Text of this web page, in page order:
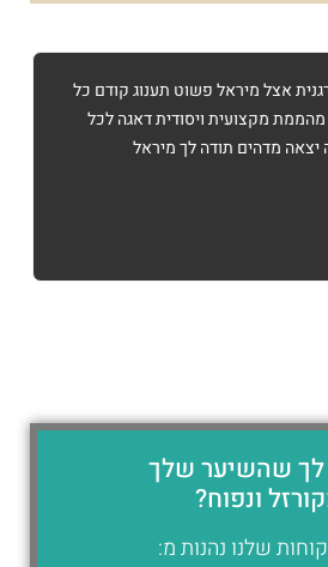
אצל מיראל פשוט תענוג קודם כל
מהממת מקצועית ויסודית דאגה לכל
מדהים תודה לך מיראל
שהשיער שלך
ונפוח?
שלנו נהנות מ: